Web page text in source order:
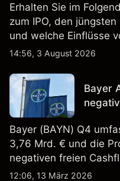
Erhalten Sie im
zum IPO, den
und welche Einflüsse
14:56, 3 August 2026
Bayer
Bayer (BAYN) Q4
3,76 Mrd. € und die
negativen freien
EBITDA von 9,6–10,1
12:06, 13 März 2026